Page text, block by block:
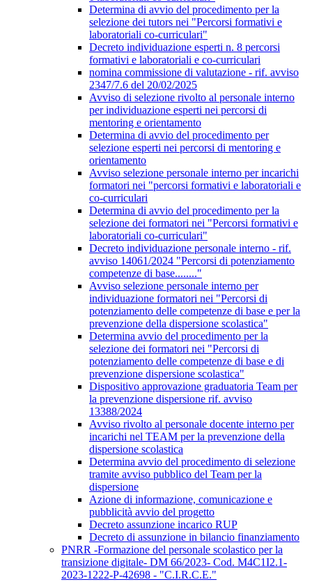
Determina di avvio del procedimento per la
selezione dei tutors nei "Percorsi formativi e
laboratoriali co-curriculari"
Decreto individuazione esperti n. 8 percorsi
formativi e laboratoriali e co-curriculari
nomina commissione di valutazione - rif. avviso
2347/7.6 del 20/02/2025
Avviso di selezione rivolto al personale interno
per individuazione esperti nei percorsi di
mentoring e orientamento
Determina di avvio del procedimento per
selezione esperti nei percorsi di mentoring e
orientamento
Avviso selezione personale interno per incarichi
formatori nei "percorsi formativi e laboratoriali e
co-curriculari
Determina di avvio del procedimento per la
selezione dei formatori nei "Percorsi formativi e
laboratoriali co-curriculari"
Decreto individuazione personale interno - rif.
avviso 14061/2024 "Percorsi di potenziamento
competenze di base........"
Avviso selezione personale interno per
individuazione formatori nei "Percorsi di
potenziamento delle competenze di base e per la
prevenzione della dispersione scolastica"
Determina avvio del procedimento per la
selezione dei formatori nei "Percorsi di
potenziamento delle competenze di base e di
prevenzione dispersione scolastica"
Dispositivo approvazione graduatoria Team per
la prevenzione dispersione rif. avviso
13388/2024
Avviso rivolto al personale docente interno per
incarichi nel TEAM per la prevenzione della
dispersione scolastica
Determina avvio del procedimento di selezione
tramite avviso pubblico del Team per la
dispersione
Azione di informazione, comunicazione e
pubblicità avvio del progetto
Decreto assunzione incarico RUP
Decreto di assunzione in bilancio finanziamento
PNRR -Formazione del personale scolastico per la
transizione digitale- DM 66/2023- Cod. M4C1I2.1-
2023-1222-P-42698 - "C.I.R.C.E."